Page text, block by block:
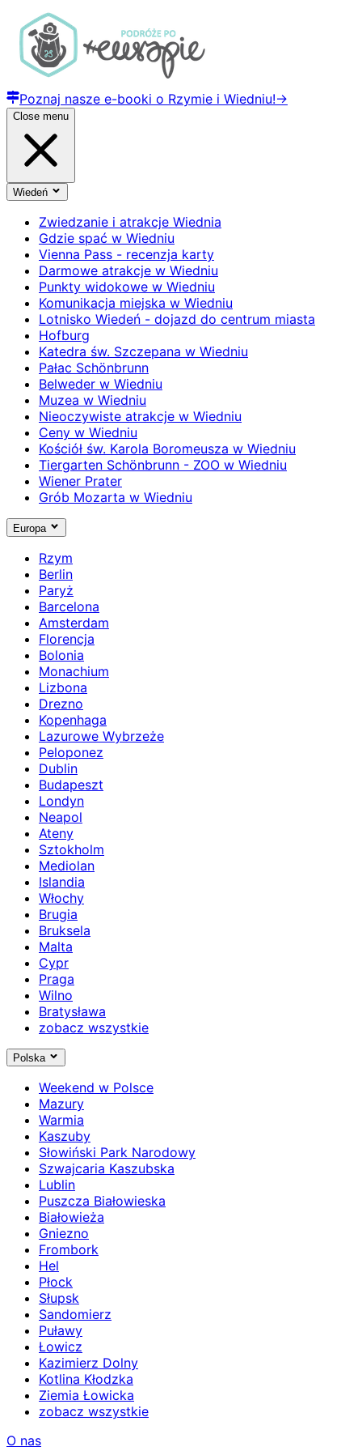
Poznaj nasze e-booki o Rzymie i Wiedniu!→
Close menu
Wiedeń
Zwiedzanie i atrakcje Wiednia
Gdzie spać w Wiedniu
Vienna Pass - recenzja karty
Darmowe atrakcje w Wiedniu
Punkty widokowe w Wiedniu
Komunikacja miejska w Wiedniu
Lotnisko Wiedeń - dojazd do centrum miasta
Hofburg
Katedra św. Szczepana w Wiedniu
Pałac Schönbrunn
Belweder w Wiedniu
Muzea w Wiedniu
Nieoczywiste atrakcje w Wiedniu
Ceny w Wiedniu
Kościół św. Karola Boromeusza w Wiedniu
Tiergarten Schönbrunn - ZOO w Wiedniu
Wiener Prater
Grób Mozarta w Wiedniu
Europa
Rzym
Berlin
Paryż
Barcelona
Amsterdam
Florencja
Bolonia
Monachium
Lizbona
Drezno
Kopenhaga
Lazurowe Wybrzeże
Peloponez
Dublin
Budapeszt
Londyn
Neapol
Ateny
Sztokholm
Mediolan
Islandia
Włochy
Brugia
Bruksela
Malta
Cypr
Praga
Wilno
Bratysława
zobacz wszystkie
Polska
Weekend w Polsce
Mazury
Warmia
Kaszuby
Słowiński Park Narodowy
Szwajcaria Kaszubska
Lublin
Puszcza Białowieska
Białowieża
Gniezno
Frombork
Hel
Płock
Słupsk
Sandomierz
Puławy
Łowicz
Kazimierz Dolny
Kotlina Kłodzka
Ziemia Łowicka
zobacz wszystkie
O nas